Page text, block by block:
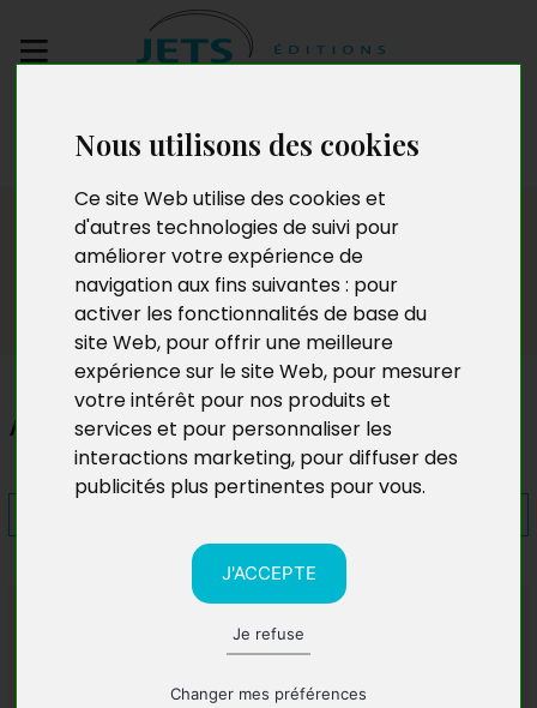
Nous utilisons des cookies
Ce site Web utilise des cookies et
d'autres technologies de suivi pour
améliorer votre expérience de
navigation aux fins suivantes : pour
activer les fonctionnalités de base du
site Web, pour offrir une meilleure
expérience sur le site Web, pour mesurer
votre intérêt pour nos produits et
services et pour personnaliser les
interactions marketing, pour diffuser des
publicités plus pertinentes pour vous.
J'ACCEPTE
Je refuse
Changer mes préférences
manuscrit
Presse
Appelez-moi marquis
A lire également